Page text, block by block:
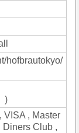
hofbrautokyo/
)
, Master
Club ,